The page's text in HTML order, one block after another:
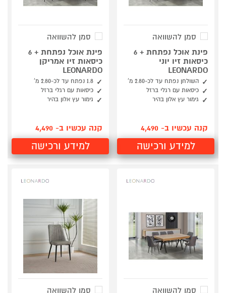
סמן להשוואה
פינת אוכל נפתחת + 6
כיסאות זיו יוני
LEONARDO
השולחן נפתח עד לכ-2.80 מ’
כיסאות עם רגלי ברזל
גימור עץ אלון בהיר
קנה עכשיו ב- 4,490
למידע ורכישה
סמן להשוואה
פינת אוכל נפתחת + 6
כיסאות זיו אמריקן
LEONARDO
1.8 נפתח עד לכ-2.80 מ’
כיסאות עם רגלי ברזל
גימור עץ אלון בהיר
קנה עכשיו ב- 4,490
למידע ורכישה
סמן להשוואה
סמן להשוואה